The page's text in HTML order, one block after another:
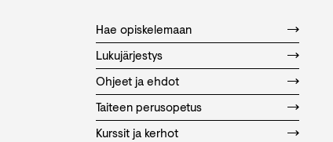
Hae opiskelemaan
Lukujärjestys
Ohjeet ja ehdot
Taiteen perusopetus
Kurssit ja kerhot